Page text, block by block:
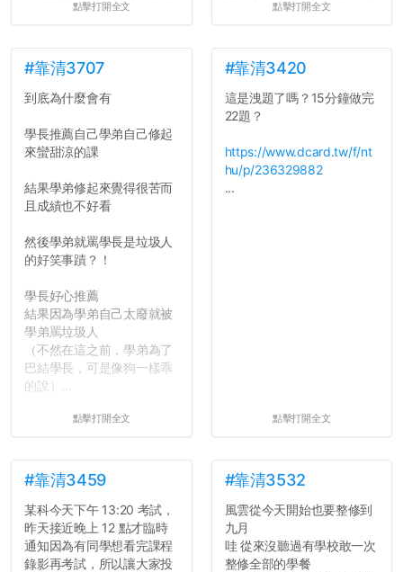
心教授看起來要輕輕放下
長作弊的風氣。
反正老人我明天就要搬離新
關，就當最後一天發個牢騷
吧XD，祝學弟妹們修課順利
點擊打開全文
舍房間，都歡迎留言讓我知
道...
點擊打開全文
#靠清3707
到底為什麼會有
學長推薦自己學弟自己修起
來蠻甜涼的課
結果學弟修起來覺得很苦而
且成績也不好看
然後學弟就罵學長是垃圾人
的好笑事蹟？！
學長好心推薦
結果因為學弟自己太廢就被
學弟罵垃圾人
（不然在這之前，學弟為了
巴結學長，可是像狗一樣乖
的說）...
點擊打開全文
#靠清3420
這是洩題了嗎？15分鐘做完
22題？
https://www.dcard.tw/f/nt
hu/p/236329882
...
點擊打開全文
#靠清3459
某科今天下午 13:20 考試，
昨天接近晚上 12 點才臨時
通知因為有同學想看完課程
錄影再考試，所以讓大家投
#靠清3532
風雲從今天開始也要整修到
九月
哇 從來沒聽過有學校敢一次
整修全部的學餐